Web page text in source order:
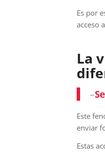
Es por
acceso
La
–
Este
enviar
Estas